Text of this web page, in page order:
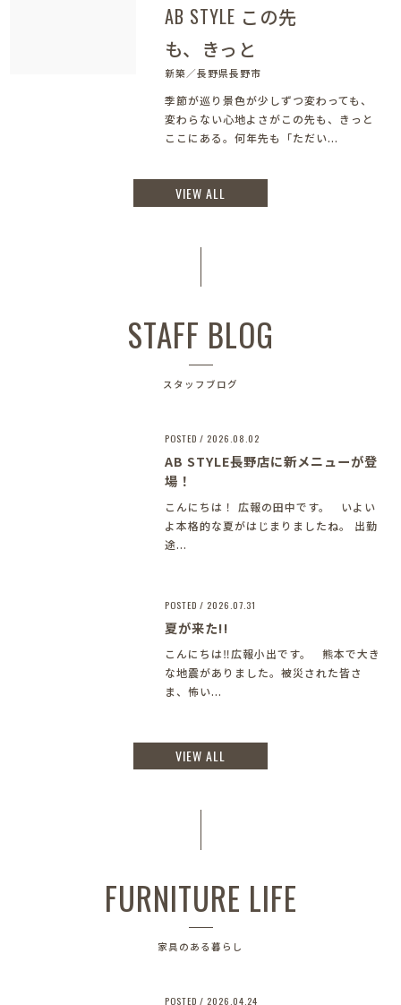
AB STYLE この先
も、きっと
新築／長野県長野市
季節が巡り景色が少しずつ変わっても、
変わらない心地よさがこの先も、きっと
ここにある。何年先も「ただい...
VIEW ALL
STAFF BLOG
スタッフブログ
POSTED / 2026.08.02
AB STYLE長野店に新メニューが登
場！
こんにちは！ 広報の田中です。 いよい
よ本格的な夏がはじまりましたね。 出勤
途...
POSTED / 2026.07.31
夏が来た!!
こんにちは‼︎広報小出です。 熊本で大き
な地震がありました。被災された皆さ
ま、怖い...
VIEW ALL
FURNITURE LIFE
家具のある暮らし
POSTED / 2026.04.24